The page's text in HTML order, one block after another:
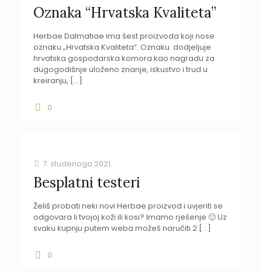
Oznaka “Hrvatska Kvaliteta”
Herbae Dalmatiae ima šest proizvoda koji nose
oznaku „Hrvatska Kvaliteta“. Oznaku dodjeljuje
hrvatska gospodarska komora kao nagradu za
dugogodišnje uloženo znanje, iskustvo i trud u
kreiranju, […]
0
7. studenoga 2021.
Besplatni testeri
Želiš probati neki novi Herbae proizvod i uvjeriti se
odgovara li tvojoj koži ili kosi? Imamo rješenje 🙂 Uz
svaku kupnju putem weba možeš naručiti 2[…]
0